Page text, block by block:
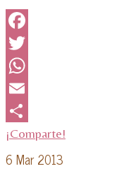
Facebook
Twitter
WhatsApp
Email
¡Comparte!
6 Mar 2013